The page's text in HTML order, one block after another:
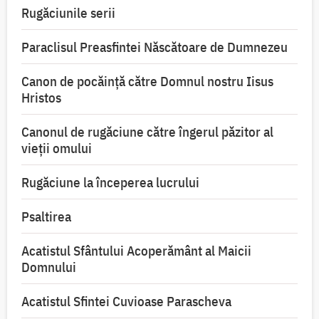
Rugăciunile serii
Paraclisul Preasfintei Născătoare de Dumnezeu
Canon de pocăință către Domnul nostru Iisus
Hristos
Canonul de rugăciune către îngerul păzitor al
vieții omului
Rugăciune la începerea lucrului
Psaltirea
Acatistul Sfântului Acoperământ al Maicii
Domnului
Acatistul Sfintei Cuvioase Parascheva